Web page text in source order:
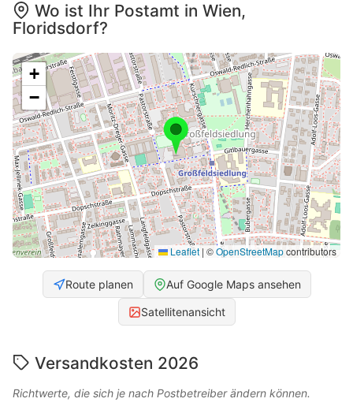
Wo ist Ihr Postamt in Wien,
Floridsdorf?
+
−
Leaflet | ©OpenStreetMapcontributors
Route planen Auf Google Maps ansehen
Satellitenansicht
Versandkosten 2026
Richtwerte, die sich je nach Postbetreiber ändern können.